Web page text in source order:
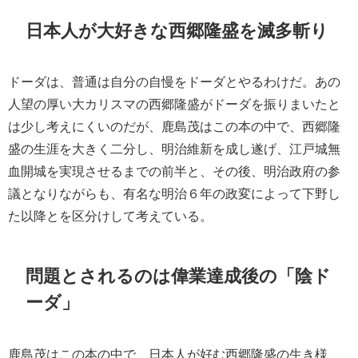
日本人が大好きな西郷隆盛を滅多斬り
ドーダは、普通は自分の自慢をドーダとやるわけだ。あの
人望の厚い大カリスマの西郷隆盛がドーダを振りまいたと
は少し考えにくいのだが、鹿島茂はこの本の中で、西郷隆
盛の生涯を大きく二分し、明治維新を成し遂げ、江戸城無
血開城を実現させるまでの前半と、その後、明治政府の参
議となりながらも、有名な明治６年の政変によって下野し
た以降とを区分けして考えている。
問題とされるのは偉業達成後の「陰ド
ーダ」
鹿島茂はこの本の中で、日本人が好む西郷隆盛の生き様